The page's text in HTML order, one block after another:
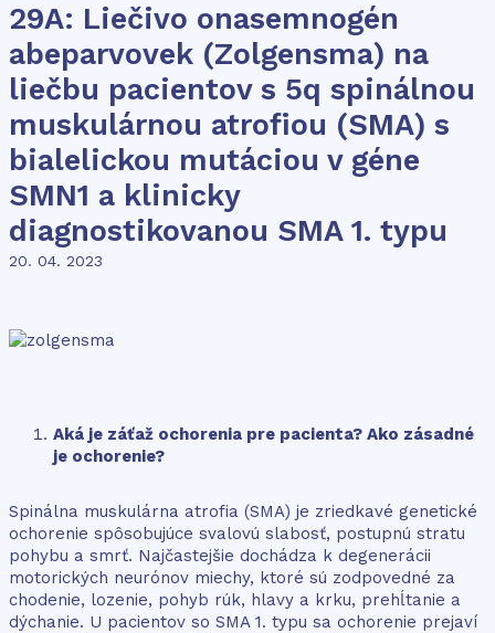
29A: Liečivo onasemnogén
abeparvovek (Zolgensma) na
liečbu pacientov s 5q spinálnou
muskulárnou atrofiou (SMA) s
bialelickou mutáciou v géne
SMN1 a klinicky
diagnostikovanou SMA 1. typu
20. 04. 2023
Aká je záťaž ochorenia pre pacienta? Ako zásadné
je ochorenie?
Spinálna muskulárna atrofia (SMA) je zriedkavé genetické
ochorenie spôsobujúce svalovú slabosť, postupnú stratu
pohybu a smrť. Najčastejšie dochádza k degenerácii
motorických neurónov miechy, ktoré sú zodpovedné za
chodenie, lozenie, pohyb rúk, hlavy a krku, prehĺtanie a
dýchanie. U pacientov so SMA 1. typu sa ochorenie prejaví